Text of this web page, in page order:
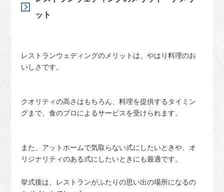
ット
レストランウェディングのメリットは、やはり料理のお
いしさです。
クオリティの高さはもちろん、料理を提供するタイミン
グまで、食のプロによるサービスを受けられます。
また、アットホームで気取らない式にしたいときや、オ
リジナリティのある式にしたいときにも最適です。
挙式後は、レストランがふたりの思い出の場所になるの